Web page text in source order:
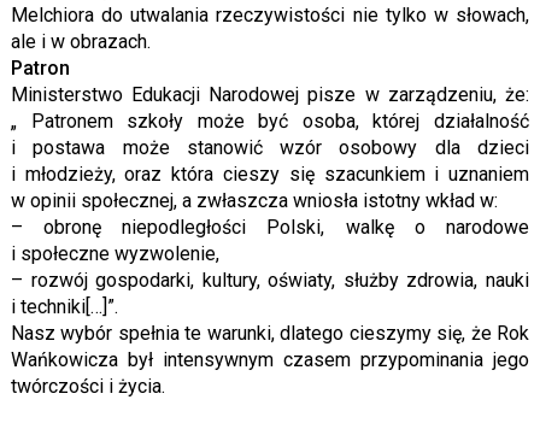
Melchiora do utwalania rzeczywistości nie tylko w słowach,
ale i w obrazach.
Patron
Ministerstwo Edukacji Narodowej pisze w zarządzeniu, że:
„ Patronem szkoły może być osoba, której działalność
i postawa może stanowić wzór osobowy dla dzieci
i młodzieży, oraz która cieszy się szacunkiem i uznaniem
w opinii społecznej, a zwłaszcza wniosła istotny wkład w:
– obronę niepodległości Polski, walkę o narodowe
i społeczne wyzwolenie,
– rozwój gospodarki, kultury, oświaty, służby zdrowia, nauki
i techniki[…]”.
Nasz wybór spełnia te warunki, dlatego cieszymy się, że Rok
Wańkowicza był intensywnym czasem przypominania jego
twórczości i życia.